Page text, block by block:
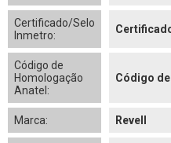
Certificado/Selo
Inmetro:
Código de
Homologação
Anatel:
Código
Marca: Revell